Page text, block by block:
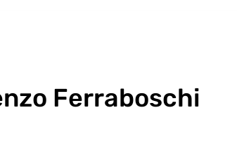
Ferraboschi